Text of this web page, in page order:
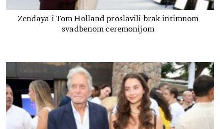
Zendaya i Tom Holland proslavili brak intimnom
svadbenom ceremonijom